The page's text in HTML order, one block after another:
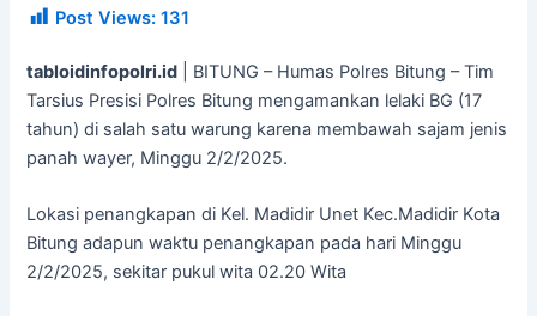
Post Views: 131
tabloidinfopolri.id | BITUNG – Humas Polres Bitung – Tim
Tarsius Presisi Polres Bitung mengamankan lelaki BG (17
tahun) di salah satu warung karena membawah sajam jenis
panah wayer, Minggu 2/2/2025.
Lokasi penangkapan di Kel. Madidir Unet Kec.Madidir Kota
Bitung adapun waktu penangkapan pada hari Minggu
2/2/2025, sekitar pukul wita 02.20 Wita